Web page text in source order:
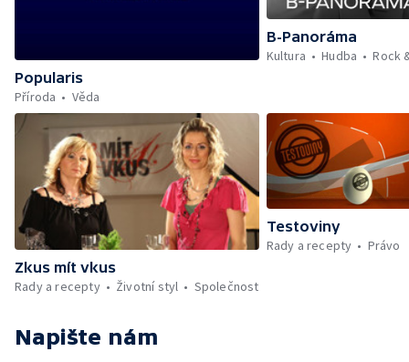
Popularis
Příroda
Věda
B-Panoráma
Kultura
Hudba Rock
Zkus mít vkus
Rady a recepty
Životní styl Společnost
Testoviny
Rady a recepty
Právo
Napište nám